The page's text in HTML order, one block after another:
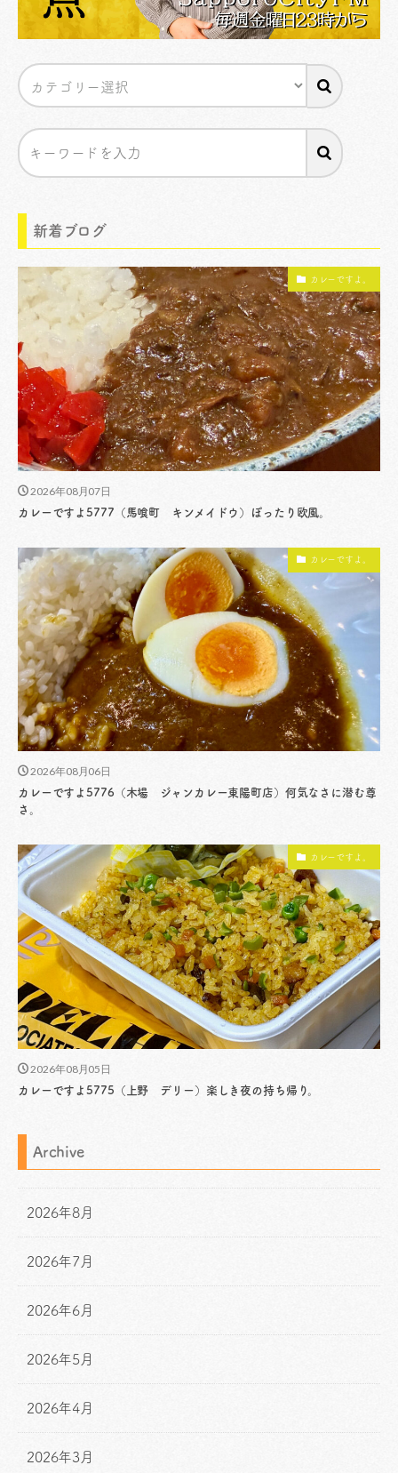
新着ブログ
カレーですよ。
2026年08月07日
カレーですよ5777（馬喰町 キンメイドウ）ぽったり欧風。
カレーですよ。
2026年08月06日
カレーですよ5776（木場 ジャンカレー東陽町店）何気なさに潜む尊
さ。
カレーですよ。
2026年08月05日
カレーですよ5775（上野 デリー）楽しき夜の持ち帰り。
Archive
2026年8月
2026年7月
2026年6月
2026年5月
2026年4月
2026年3月